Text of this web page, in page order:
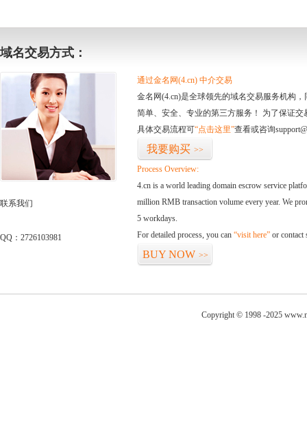
域名交易方式：
联系我们
QQ：2726103981
通过金名网(4.cn) 中介交易
金名网(4.cn)是全球领先的域名交易服务机构
简单、安全、专业的第三方服务！ 为了保证
具体交易流程可“点击这里”查看或咨询
我要购买 >>
Process Overview:
4.cn is a world leading domain escrow service
million RMB transaction volume every year. We
5 workdays.
For detailed process, you can “visit here” or contact
BUY NOW >>
Copyright © 1998 -2025